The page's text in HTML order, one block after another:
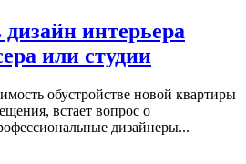
дизайн интерьера
или студии
обустройстве новой квартиры
встает вопрос о
дизайнеры...